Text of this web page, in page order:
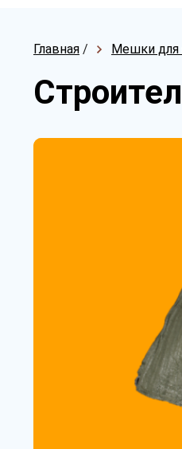
Главная / Мешки для